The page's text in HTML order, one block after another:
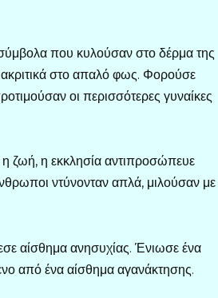
που κυλούσαν στο δέρμα της
στο απαλό φως. Φορούσε
οι περισσότερες γυναίκες
η ζωή, η εκκλησία αντιπροσώπευε
ντύνονταν απλά, μιλούσαν με
αίσθημα ανησυχίας. Ένιωσε ένα
από ένα αίσθημα αγανάκτησης.